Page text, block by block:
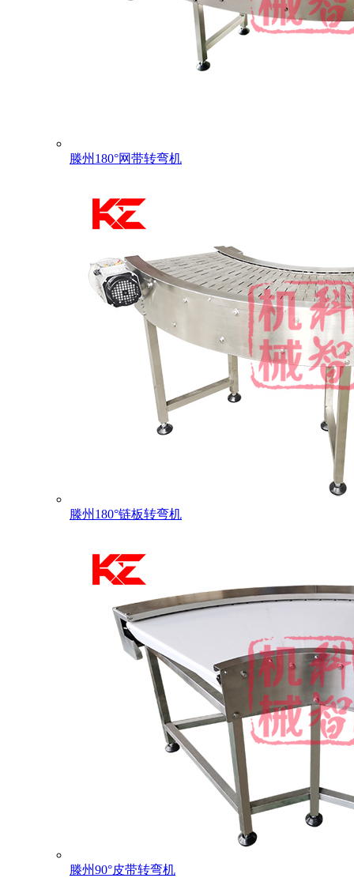
滕州180°网带转弯机
滕州180°链板转弯机
滕州90°皮带转弯机